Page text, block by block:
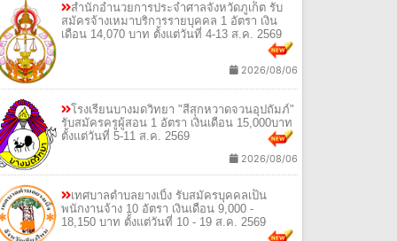
สำนักอำนวยการประจำศาลจังหวัดภูเก็ต รับ
สมัครจ้างเหมาบริการรายบุคคล 1 อัตรา เงิน
เดือน 14,070 บาท ตั้งแต่วันที่ 4-13 ส.ค. 2569
2026/08/06
โรงเรียนบางมดวิทยา "สีสุกหวาดจวนอุปถัมภ์"
รับสมัครครูผู้สอน 1 อัตรา เงินเดือน 15,000บาท
ตั้งแต่วันที่ 5-11 ส.ค. 2569
2026/08/06
เทศบาลตำบลยางเบิ้ง รับสมัครบุคคลเป็น
พนักงานจ้าง 10 อัตรา เงินเดือน 9,000 -
18,150 บาท ตั้งแต่วันที่ 10 - 19 ส.ค. 2569